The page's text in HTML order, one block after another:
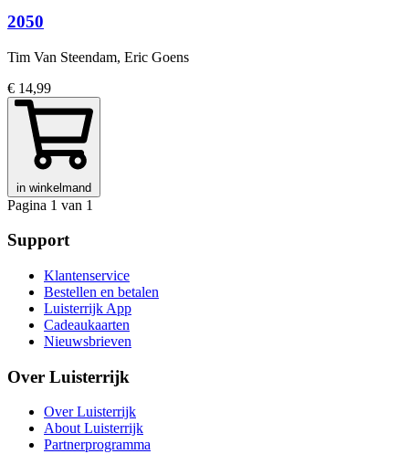
2050
Tim Van Steendam, Eric Goens
€ 14,99
in winkelmand
Pagina 1 van 1
Support
Klantenservice
Bestellen en betalen
Luisterrijk App
Cadeaukaarten
Nieuwsbrieven
Over Luisterrijk
Over Luisterrijk
About Luisterrijk
Partnerprogramma